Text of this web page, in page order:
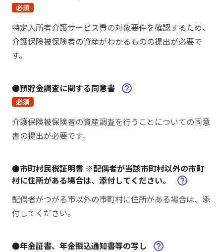
必須
特定入所者介護サービス費の対象要件を確認するため、
介護保険被保険者の資産がわかるものの提出が必要で
す。
●預貯金調査に関する同意書
必須
介護保険被保険者の資産調査を行うことについての同意
書の提出が必要です。
●市町村民税証明書 ※配偶者が当該市町村以外の市町
村に住所がある場合は、添付してください。
配偶者がつがる市以外の市町村に住所がある場合は、添
付してください。
●年金証書、年金振込通知書等の写し